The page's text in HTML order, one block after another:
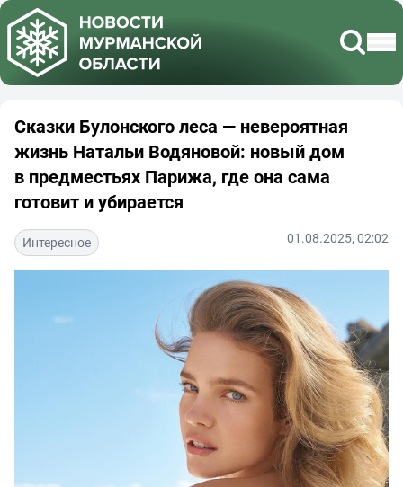
Сказки Булонского леса — невероятная
жизнь Натальи Водяновой: новый дом
в предместьях Парижа, где она сама
готовит и убирается
Интересное 01.08.2025, 02:02